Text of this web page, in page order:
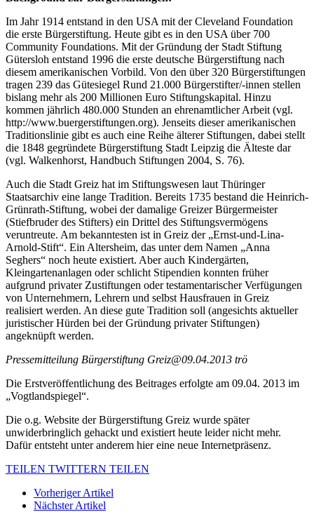
Im Jahr 1914 entstand in den USA mit der Cleveland Foundation
die erste Bürgerstiftung. Heute gibt es in den USA über 700
Community Foundations. Mit der Gründung der Stadt Stiftung
Gütersloh entstand 1996 die erste deutsche Bürgerstiftung nach
diesem amerikanischen Vorbild. Von den über 320 Bürgerstiftungen
tragen 239 das Gütesiegel Rund 21.000 Bürgerstifter/-innen stellen
bislang mehr als 200 Millionen Euro Stiftungskapital. Hinzu
kommen jährlich 480.000 Stunden an ehrenamtlicher Arbeit (vgl.
http://www.buergerstiftungen.org). Jenseits dieser amerikanischen
Traditionslinie gibt es auch eine Reihe älterer Stiftungen, dabei stellt
die 1848 gegründete Bürgerstiftung Stadt Leipzig die Älteste dar
(vgl. Walkenhorst, Handbuch Stiftungen 2004, S. 76).
Auch die Stadt Greiz hat im Stiftungswesen laut Thüringer
Staatsarchiv eine lange Tradition. Bereits 1735 bestand die Heinrich-
Grünrath-Stiftung, wobei der damalige Greizer Bürgermeister
(Stiefbruder des Stifters) ein Drittel des Stiftungsvermögens
veruntreute. Am bekanntesten ist in Greiz der „Ernst-und-Lina-
Arnold-Stift“. Ein Altersheim, das unter dem Namen „Anna
Seghers“ noch heute existiert. Aber auch Kindergärten,
Kleingartenanlagen oder schlicht Stipendien konnten früher
aufgrund privater Zustiftungen oder testamentarischer Verfügungen
von Unternehmern, Lehrern und selbst Hausfrauen in Greiz
realisiert werden. An diese gute Tradition soll (angesichts aktueller
juristischer Hürden bei der Gründung privater Stiftungen)
angeknüpft werden.
Pressemitteilung Bürgerstiftung Greiz@09.04.2013 trö
Die Erstveröffentlichung des Beitrages erfolgte am 09.04. 2013 im
„Vogtlandspiegel“.
Die o.g. Website der Bürgerstiftung Greiz wurde später
unwiderbringlich gehackt und existiert heute leider nicht mehr.
Dafür entsteht unter anderem hier eine neue Internetpräsenz.
TEILEN TWITTERN TEILEN
Vorheriger Artikel
Nächster Artikel